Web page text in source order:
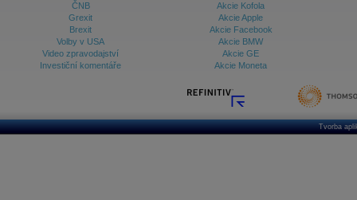
ČNB
Grexit
Brexit
Volby v USA
Video zpravodajství
Investiční komentáře
Akcie Kofola
Akcie Apple
Akcie Facebook
Akcie BMW
Akcie GE
Akcie Moneta
Tvorba